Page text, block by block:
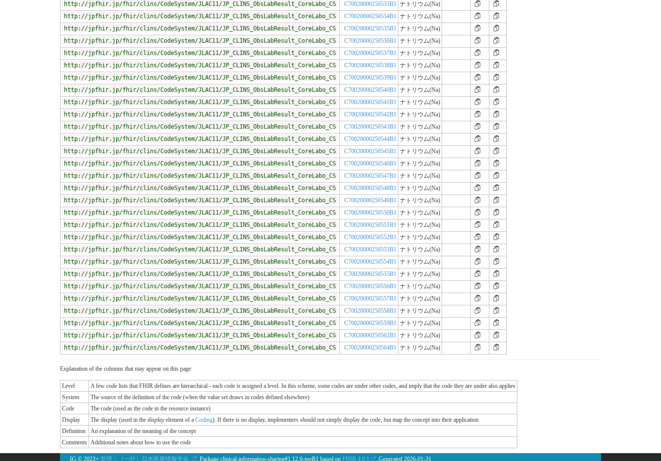
http://jpfhir.jp/fhir/clins/CodeSystem/JLAC11/JP_CLINS_ObsLabResult_CoreLabo_CS
C70020000250533B1 ナトリウム(Na)
http://jpfhir.jp/fhir/clins/CodeSystem/JLAC11/JP_CLINS_ObsLabResult_CoreLabo_CS
C70020000250534B1 ナトリウム(Na)
http://jpfhir.jp/fhir/clins/CodeSystem/JLAC11/JP_CLINS_ObsLabResult_CoreLabo_CS
C70020000250535B1 ナトリウム(Na)
http://jpfhir.jp/fhir/clins/CodeSystem/JLAC11/JP_CLINS_ObsLabResult_CoreLabo_CS
C70020000250536B1 ナトリウム(Na)
http://jpfhir.jp/fhir/clins/CodeSystem/JLAC11/JP_CLINS_ObsLabResult_CoreLabo_CS
C70020000250537B1 ナトリウム(Na)
http://jpfhir.jp/fhir/clins/CodeSystem/JLAC11/JP_CLINS_ObsLabResult_CoreLabo_CS
C70020000250538B1 ナトリウム(Na)
http://jpfhir.jp/fhir/clins/CodeSystem/JLAC11/JP_CLINS_ObsLabResult_CoreLabo_CS
C70020000250539B1 ナトリウム(Na)
http://jpfhir.jp/fhir/clins/CodeSystem/JLAC11/JP_CLINS_ObsLabResult_CoreLabo_CS
C70020000250540B1 ナトリウム(Na)
http://jpfhir.jp/fhir/clins/CodeSystem/JLAC11/JP_CLINS_ObsLabResult_CoreLabo_CS
C70020000250541B1 ナトリウム(Na)
http://jpfhir.jp/fhir/clins/CodeSystem/JLAC11/JP_CLINS_ObsLabResult_CoreLabo_CS
C70020000250542B1 ナトリウム(Na)
http://jpfhir.jp/fhir/clins/CodeSystem/JLAC11/JP_CLINS_ObsLabResult_CoreLabo_CS
C70020000250543B1 ナトリウム(Na)
http://jpfhir.jp/fhir/clins/CodeSystem/JLAC11/JP_CLINS_ObsLabResult_CoreLabo_CS
C70020000250544B1 ナトリウム(Na)
http://jpfhir.jp/fhir/clins/CodeSystem/JLAC11/JP_CLINS_ObsLabResult_CoreLabo_CS
C70020000250545B1 ナトリウム(Na)
http://jpfhir.jp/fhir/clins/CodeSystem/JLAC11/JP_CLINS_ObsLabResult_CoreLabo_CS
C70020000250546B1 ナトリウム(Na)
http://jpfhir.jp/fhir/clins/CodeSystem/JLAC11/JP_CLINS_ObsLabResult_CoreLabo_CS
C70020000250547B1 ナトリウム(Na)
http://jpfhir.jp/fhir/clins/CodeSystem/JLAC11/JP_CLINS_ObsLabResult_CoreLabo_CS
C70020000250548B1 ナトリウム(Na)
http://jpfhir.jp/fhir/clins/CodeSystem/JLAC11/JP_CLINS_ObsLabResult_CoreLabo_CS
C70020000250549B1 ナトリウム(Na)
http://jpfhir.jp/fhir/clins/CodeSystem/JLAC11/JP_CLINS_ObsLabResult_CoreLabo_CS
C70020000250550B1 ナトリウム(Na)
http://jpfhir.jp/fhir/clins/CodeSystem/JLAC11/JP_CLINS_ObsLabResult_CoreLabo_CS
C70020000250551B1 ナトリウム(Na)
http://jpfhir.jp/fhir/clins/CodeSystem/JLAC11/JP_CLINS_ObsLabResult_CoreLabo_CS
C70020000250552B1 ナトリウム(Na)
http://jpfhir.jp/fhir/clins/CodeSystem/JLAC11/JP_CLINS_ObsLabResult_CoreLabo_CS
C70020000250553B1 ナトリウム(Na)
http://jpfhir.jp/fhir/clins/CodeSystem/JLAC11/JP_CLINS_ObsLabResult_CoreLabo_CS
C70020000250554B1 ナトリウム(Na)
http://jpfhir.jp/fhir/clins/CodeSystem/JLAC11/JP_CLINS_ObsLabResult_CoreLabo_CS
C70020000250555B1 ナトリウム(Na)
http://jpfhir.jp/fhir/clins/CodeSystem/JLAC11/JP_CLINS_ObsLabResult_CoreLabo_CS
C70020000250556B1 ナトリウム(Na)
http://jpfhir.jp/fhir/clins/CodeSystem/JLAC11/JP_CLINS_ObsLabResult_CoreLabo_CS
C70020000250557B1 ナトリウム(Na)
http://jpfhir.jp/fhir/clins/CodeSystem/JLAC11/JP_CLINS_ObsLabResult_CoreLabo_CS
C70020000250558B1 ナトリウム(Na)
http://jpfhir.jp/fhir/clins/CodeSystem/JLAC11/JP_CLINS_ObsLabResult_CoreLabo_CS
C70020000250559B1 ナトリウム(Na)
http://jpfhir.jp/fhir/clins/CodeSystem/JLAC11/JP_CLINS_ObsLabResult_CoreLabo_CS
C70020000250562B1 ナトリウム(Na)
http://jpfhir.jp/fhir/clins/CodeSystem/JLAC11/JP_CLINS_ObsLabResult_CoreLabo_CS
C70020000250564B1 ナトリウム(Na)
Explanation of the columns that may appear on this page:
Level
A few code lists that FHIR defines are hierarchical - each code is assigned a level. In this scheme, some codes are under other codes, and imply that the code they are under also applies
System
The source of the definition of the code (when the value set draws in codes defined elsewhere)
Code
The code (used as the code in the resource instance)
Display
The display (used in the displayelement of a Coding). If there is no display, implementers should not simply display the code, but map the concept into their application
Definition
An explanation of the meaning of the concept
Comments Additional notes about how to use the code
IG © 2023+ 管理：（一社）日本医療情報学会. . Package clinical-information-sharing#1.12.0-preR1 based on FHIR 4.0.1 . Generated 2026-01-31